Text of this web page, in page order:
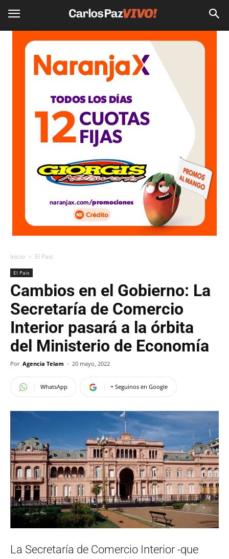
Inicio El Pais
El Pais
Cambios en el Gobierno: La
Secretaría de Comercio
Interior pasará a la órbita
del Ministerio de Economía
Por Agencia Telam - 20 mayo, 2022
WhatsApp + Seguinos en Google
La Secretaría de Comercio Interior -que